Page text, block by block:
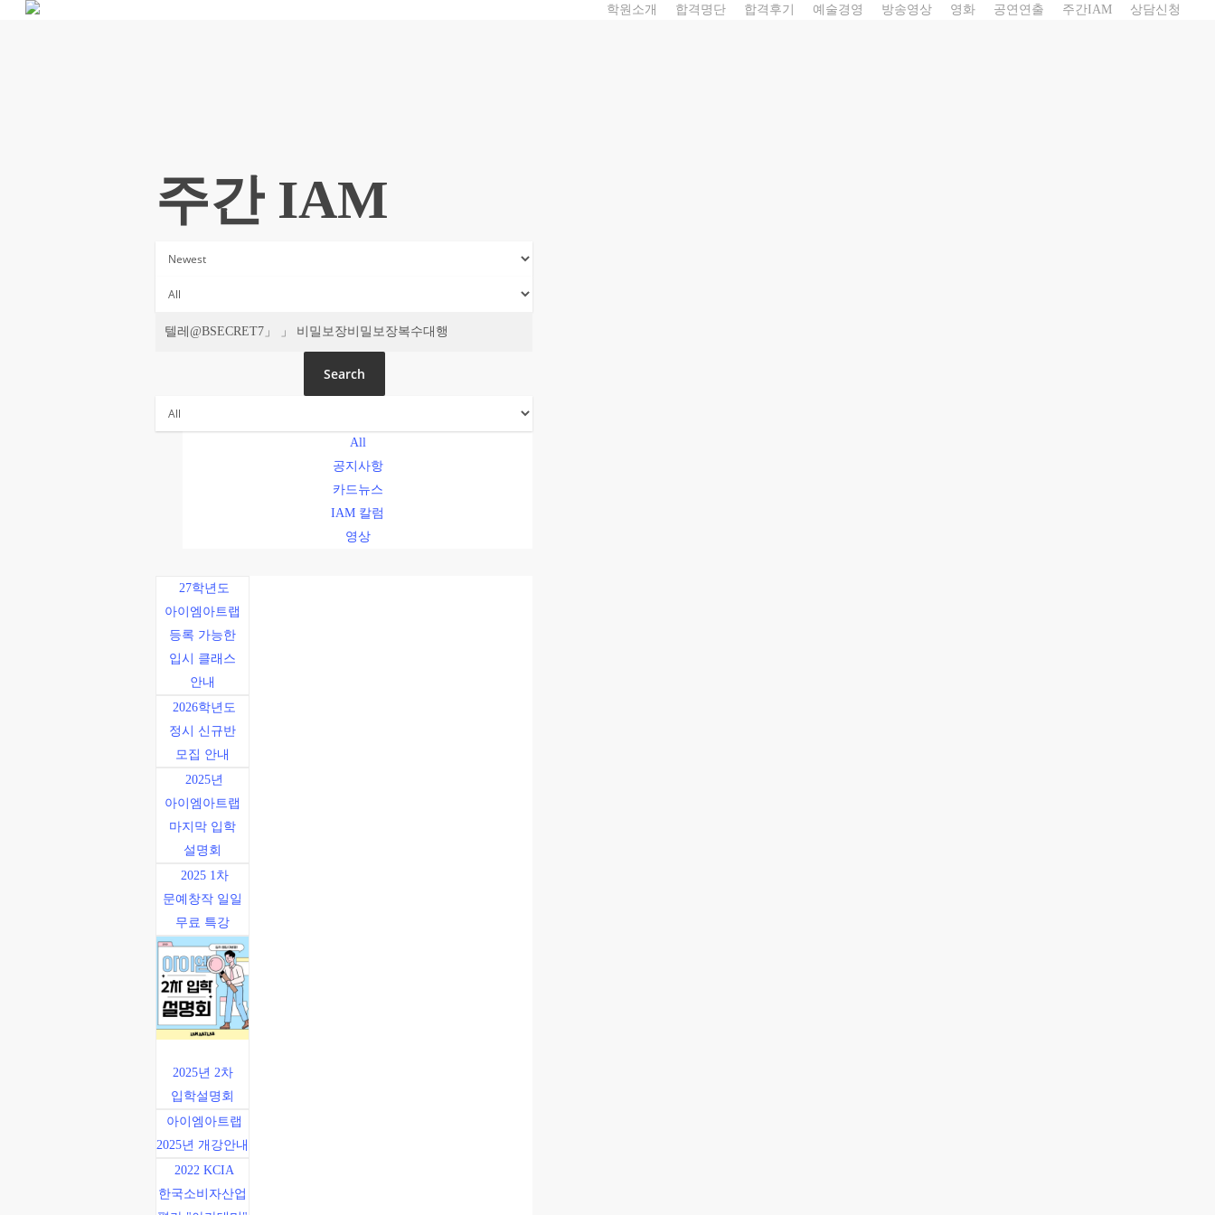
학원소개 합격명단 합격후기 예술경영 방송영상 영화 공연연출 주간IAM 상담신청
주간 IAM
Search
All
공지사항
카드뉴스
IAM 칼럼
영상
27학년도
아이엠아트랩
등록 가능한
입시 클래스
안내
2026학년도
정시 신규반
모집 안내
2025년
아이엠아트랩
마지막 입학
설명회
2025 1차
문예창작 일일
무료 특강
2025년 2차
입학설명회
아이엠아트랩
2025년 개강안내
2022 KCIA
한국소비자산업